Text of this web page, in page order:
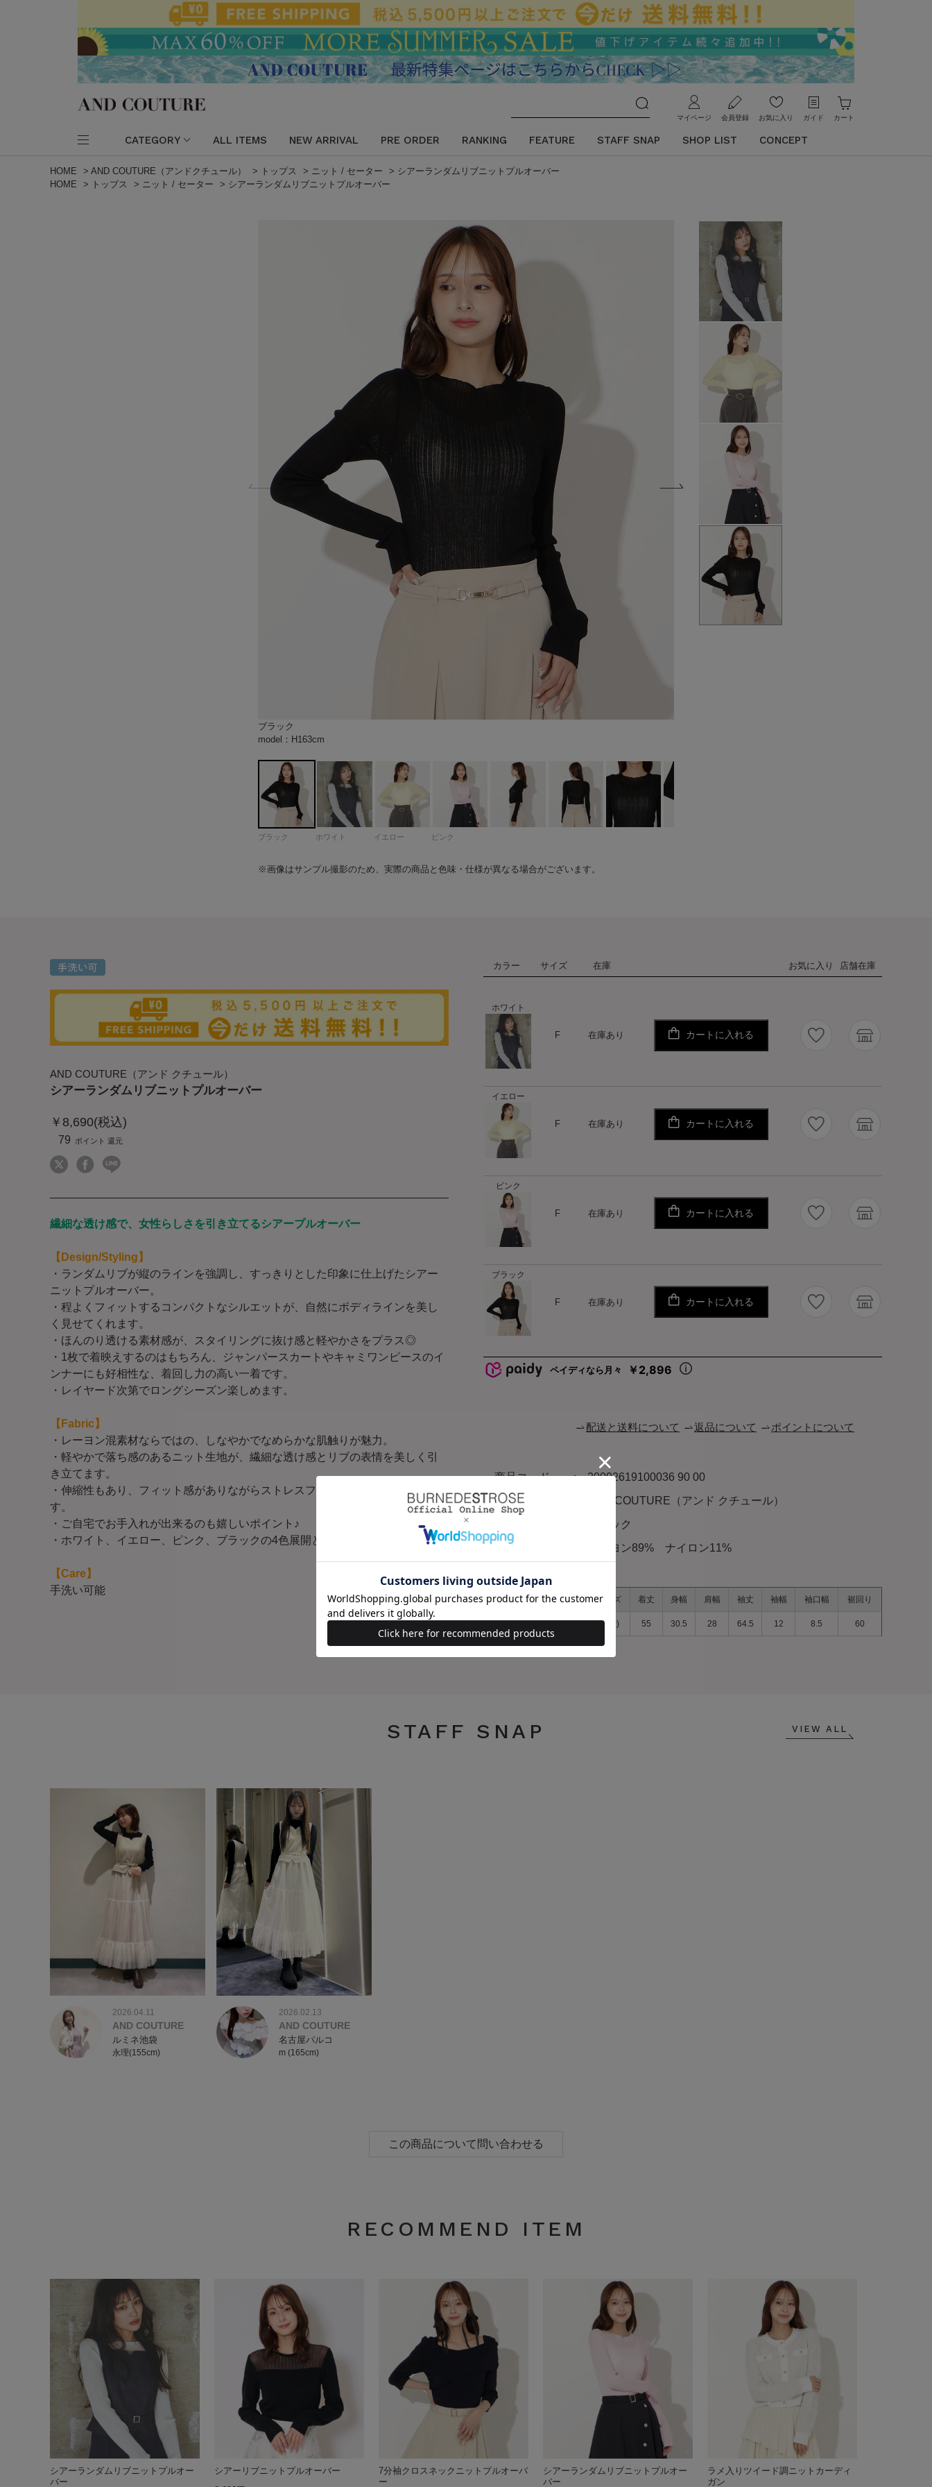
マイページ 会員登録 お気に入り ガイド カート
CATEGORY ALL ITEMS NEW ARRIVAL PRE ORDER RANKING FEATURE STAFF SNAP SHOP LIST CONCEPT
HOME > AND COUTURE（アンドクチュール） > トップス > ニット / セーター > シアーランダムリブニットプルオーバー
HOME
> トップス > ニット / セーター > シアーランダムリブニットプルオーバー
ブラック
model：H163cm
ホワイト
model：H160cm
イエロー
model：H163cm
ピンク
model：H163cm
model：H163cm color：ブラック
model：H163cm color：ブラック
color：ブラック
color：ブラック
color：ブラック
model：H163cm color：ブラック
model：H160cm color：ホワイト
model：H160cm color：ホワイト
model：H161cm color：ホワイト
model：H161cm color：ホワイト
model：H163cm color：ホワイト
model：H163cm color：ホワイト
model：H163cm color：ホワイト
color：ホワイト
color：ホワイト
color：ホワイト
model：H163cm color：ホワイト
model：H160cm color：ホワイト
model：H161cm color：ホワイト
model：H161cm color：ホワイト
model：H163cm color：イエロー
model：H163cm color：イエロー
color：イエロー
color：イエロー
color：イエロー
model：H163cm color：イエロー
model：H163cm color：ピンク
model：H163cm color：ピンク
color：ピンク
color：ピンク
color：ピンク
model：H163cm color：ピンク
ブラック ホワイト イエロー ピンク
※画像はサンプル撮影のため、実際の商品と色味・仕様が異なる場合がございます。
AND COUTURE（アンド クチュール）
シアーランダムリブニットプルオーバー
￥8,690(税込)
79
繊細な透け感で、女性らしさを引き立てるシアープルオーバー
【Design/Styling】
・ランダムリブが縦のラインを強調し、すっきりとした印象に仕上げたシアー
ニットプルオーバー。
・程よくフィットするコンパクトなシルエットが、自然にボディラインを美し
く見せてくれます。
・ほんのり透ける素材感が、スタイリングに抜け感と軽やかさをプラス◎
・1枚で着映えするのはもちろん、ジャンパースカートやキャミワンピースのイ
ンナーにも好相性な、着回し力の高い一着です。
・レイヤード次第でロングシーズン楽しめます。
【Fabric】
・レーヨン混素材ならではの、しなやかでなめらかな肌触りが魅力。
・軽やかで落ち感のあるニット生地が、繊細な透け感とリブの表情を美しく引
き立てます。
・伸縮性もあり、フィット感がありながらストレスフリーな着心地を叶えま
す。
・ご自宅でお手入れが出来るのも嬉しいポイント♪
・ホワイト、イエロー、ピンク、ブラックの4色展開となります。
【Care】
手洗い可能
カラー サイズ 在庫 お気に入り 店舗在庫
ホワイト
F 在庫あり カートに入れる
ハート
イエロー
F 在庫あり カートに入れる
ピンク
F 在庫あり カートに入れる
ブラック
F 在庫あり カートに入れる
ハート
ペイディなら月々 ￥2,896
配送と送料について 返品について ポイントについて
商品コード
20092619100036 90 00
ブランド
AND COUTURE（アンド クチュール）
ブラック
素材
レーヨン89% ナイロン11%
サイズ
サイズ 着丈 身幅 肩幅 袖丈 袖幅 袖口幅 裾回り
F(00) 55 30.5 28 64.5 12 8.5 60
STAFF SNAP VIEW ALL
2026.04.11
AND COUTURE
ルミネ池袋
永理(155cm)
2026.02.13
AND COUTURE
名古屋パルコ
m (165cm)
この商品について問い合わせる
RECOMMEND ITEM
シアーランダムリブニットプルオー
バー
シアーリブニットプルオーバー
7分袖クロスネックニットプルオーバ
ー
シアーランダムリブニットプルオー
バー
ラメ入りツイード調ニットカーディ
ガン